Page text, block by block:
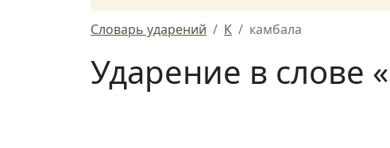
Словарь ударений К камбала
Ударение в слове